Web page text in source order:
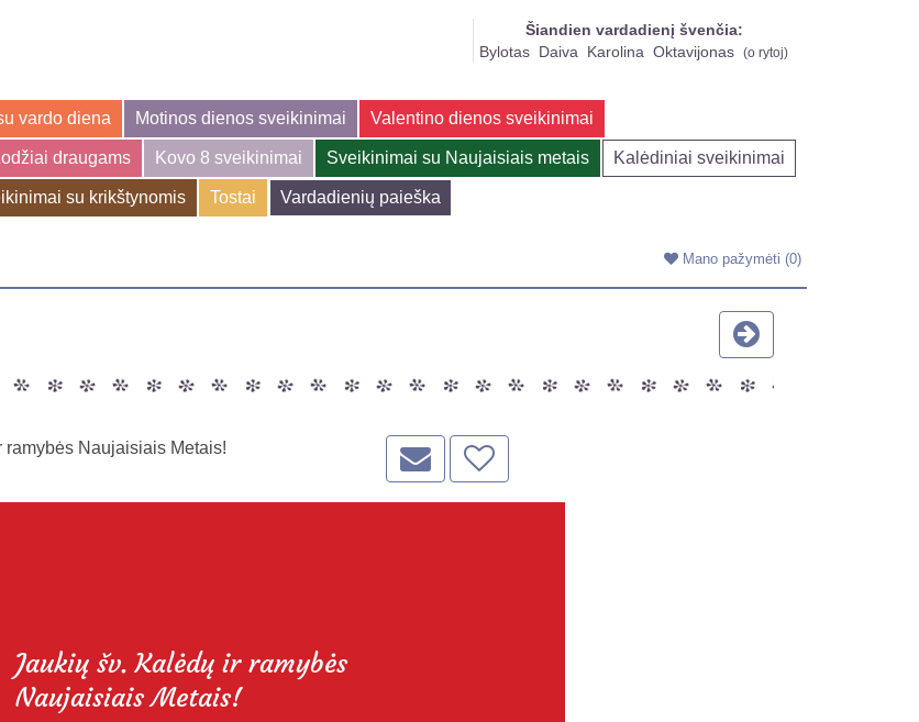
Šiandien vardadienį švenčia:
Bylotas Daiva Karolina Oktavijonas (o rytoj)
vardo diena Motinos dienos sveikinimai Valentino dienos sveikinimai
draugams Kovo 8 sveikinimai Sveikinimai su Naujaisiais metais Kalėdiniai sveikinimai
su krikštynomis Tostai Vardadienių paieška
Mano pažymėti (0)
ramybės Naujaisiais Metais!